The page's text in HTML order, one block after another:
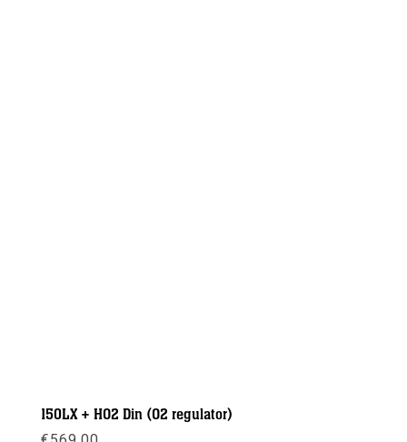
150LX + HO2 Din (O2 regulator)